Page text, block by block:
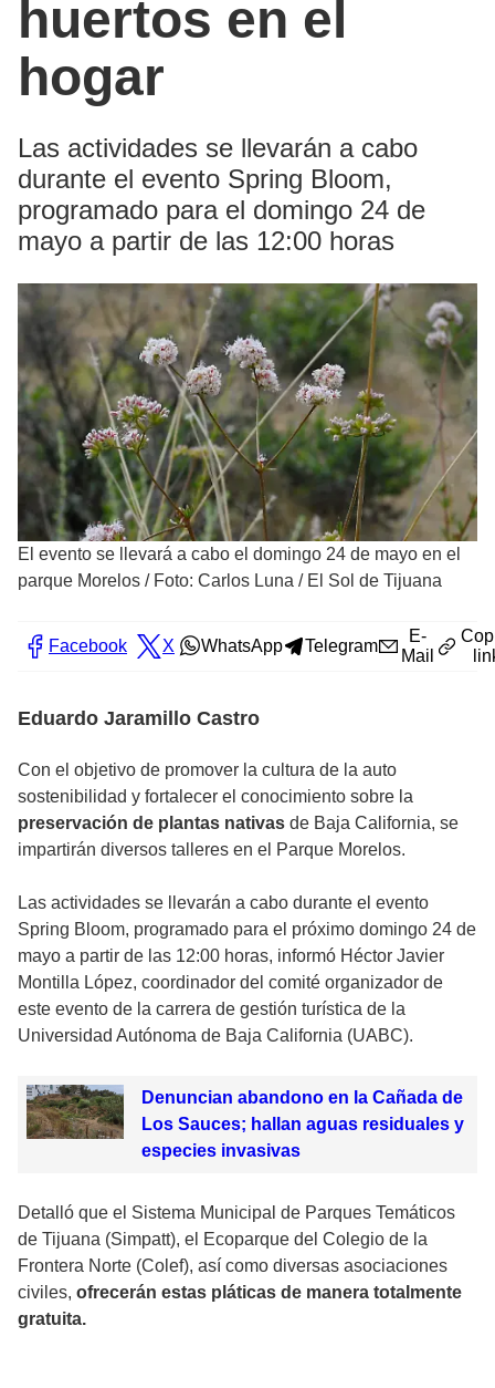
huertos en el
hogar
Las actividades se llevarán a cabo
durante el evento Spring Bloom,
programado para el domingo 24 de
mayo a partir de las 12:00 horas
El evento se llevará a cabo el domingo 24 de mayo en el
parque Morelos / Foto: Carlos Luna / El Sol de Tijuana
Facebook X WhatsApp Telegram
E-
Mail
Eduardo Jaramillo Castro
Con el objetivo de promover la cultura de la auto
sostenibilidad y fortalecer el conocimiento sobre la
preservación de plantas nativas de Baja California, se
impartirán diversos talleres en el Parque Morelos.
Las actividades se llevarán a cabo durante el evento
Spring Bloom, programado para el próximo domingo 24 de
mayo a partir de las 12:00 horas, informó Héctor Javier
Montilla López, coordinador del comité organizador de
este evento de la carrera de gestión turística de la
Universidad Autónoma de Baja California (UABC).
Denuncian abandono en la Cañada de
Los Sauces; hallan aguas residuales y
especies invasivas
Detalló que el Sistema Municipal de Parques Temáticos
de Tijuana (Simpatt), el Ecoparque del Colegio de la
Frontera Norte (Colef), así como diversas asociaciones
civiles, ofrecerán estas pláticas de manera totalmente
gratuita.